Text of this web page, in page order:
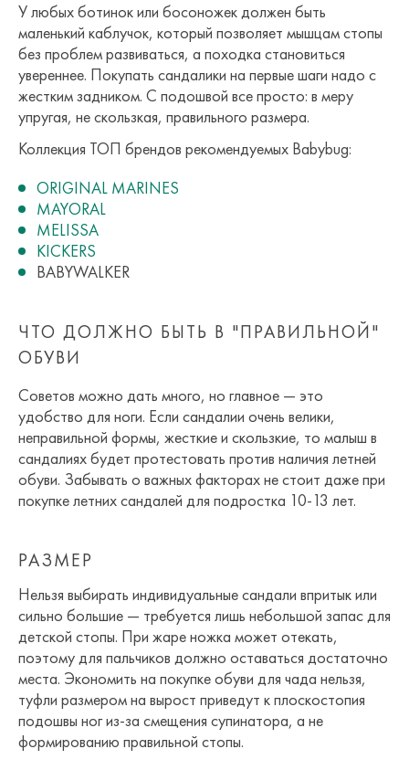
У любых ботинок или босоножек должен быть
маленький каблучок, который позволяет мышцам стопы
без проблем развиваться, а походка становиться
увереннее. Покупать сандалики на первые шаги надо с
жестким задником. С подошвой все просто: в меру
упругая, не скользкая, правильного размера.
Коллекция ТОП брендов рекомендуемых Babybug:
ORIGINAL MARINES
MAYORAL
MELISSA
KICKERS
BABYWALKER
ЧТО ДОЛЖНО БЫТЬ В "ПРАВИЛЬНОЙ"
ОБУВИ
Советов можно дать много, но главное — это
удобство для ноги. Если сандалии очень велики,
неправильной формы, жесткие и скользкие, то малыш в
сандалиях будет протестовать против наличия летней
обуви. Забывать о важных факторах не стоит даже при
покупке летних сандалей для подростка 10-13 лет.
РАЗМЕР
Нельзя выбирать индивидуальные сандали впритык или
сильно большие — требуется лишь небольшой запас для
детской стопы. При жаре ножка может отекать,
поэтому для пальчиков должно оставаться достаточно
места. Экономить на покупке обуви для чада нельзя,
туфли размером на вырост приведут к плоскостопия
подошвы ног из-за смещения супинатора, а не
формированию правильной стопы.